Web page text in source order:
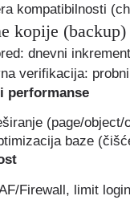
kompatibilnosti
kopije (backup)
dnevni
verifikacija:
performanse
(page/
baze
Firewall, limit